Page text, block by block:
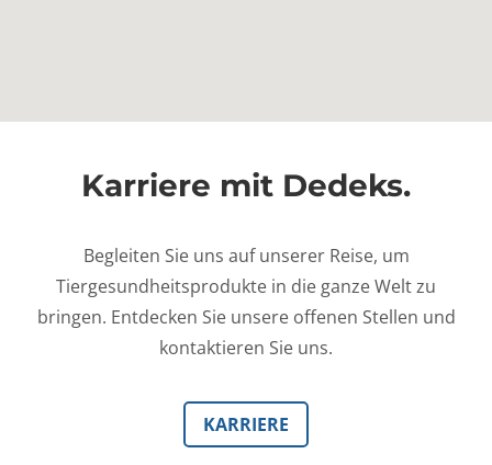
Karriere mit Dedeks.
Begleiten Sie uns auf unserer Reise, um
Tiergesundheitsprodukte in die ganze Welt zu
bringen. Entdecken Sie unsere offenen Stellen und
kontaktieren Sie uns.
KARRIERE